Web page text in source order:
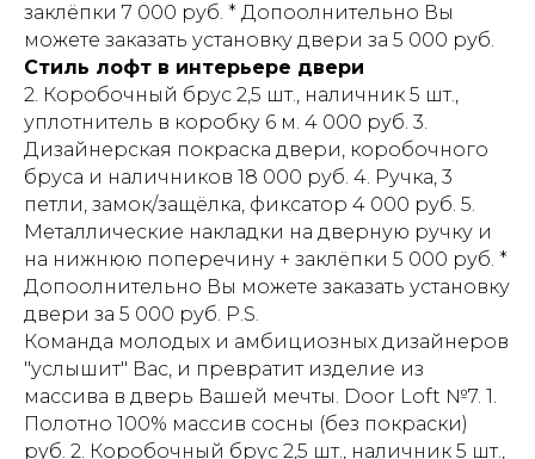
заклёпки 7 000 руб. * Допоолнительно Вы
можете заказать установку двери за 5 000 руб.
Стиль лофт в интерьере двери
2. Коробочный брус 2,5 шт., наличник 5 шт.,
уплотнитель в коробку 6 м. 4 000 руб. 3.
Дизайнерская покраска двери, коробочного
бруса и наличников 18 000 руб. 4. Ручка, 3
петли, замок/защёлка, фиксатор 4 000 руб. 5.
Металлические накладки на дверную ручку и
на нижнюю поперечину + заклёпки 5 000 руб. *
Допоолнительно Вы можете заказать установку
двери за 5 000 руб. P.S.
Команда молодых и амбициозных дизайнеров
"услышит" Вас, и превратит изделие из
массива в дверь Вашей мечты. Door Loft №7. 1.
Полотно 100% массив сосны (без покраски)
руб. 2. Коробочный брус 2,5 шт., наличник 5 шт.,